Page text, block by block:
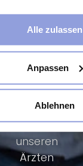
Alle zulassen
Anpassen
Ablehnen
Leben auf
den
richtigen
Weg Rufen Sie
uns an und
vereinbaren
Sie einen
Termin mit
unseren
Ärzten